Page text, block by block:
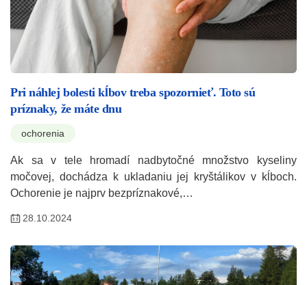
Pri náhlej bolesti kĺbov treba spozornieť. Toto sú
príznaky, že máte dnu
ochorenia
Ak sa v tele hromadí nadbytočné množstvo kyseliny
močovej, dochádza k ukladaniu jej kryštálikov v kĺboch.
Ochorenie je najprv bezpríznakové,…
28.10.2024